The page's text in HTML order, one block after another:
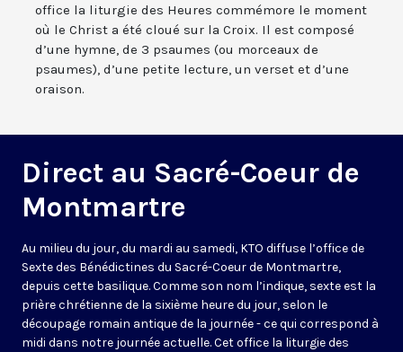
office la liturgie des Heures commémore le moment
où le Christ a été cloué sur la Croix. Il est composé
d’une hymne, de 3 psaumes (ou morceaux de
psaumes), d’une petite lecture, un verset et d’une
oraison.
Direct au Sacré-Coeur de
Montmartre
Au milieu du jour, du mardi au samedi, KTO diffuse l’office de
Sexte des Bénédictines du Sacré-Coeur de Montmartre,
depuis cette basilique. Comme son nom l’indique, sexte est la
prière chrétienne de la sixième heure du jour, selon le
découpage romain antique de la journée - ce qui correspond à
midi dans notre journée actuelle. Cet office la liturgie des